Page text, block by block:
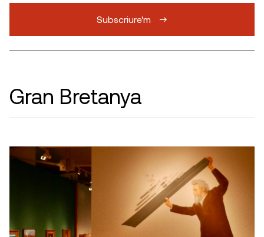
Subscriure'm
Gran Bretanya